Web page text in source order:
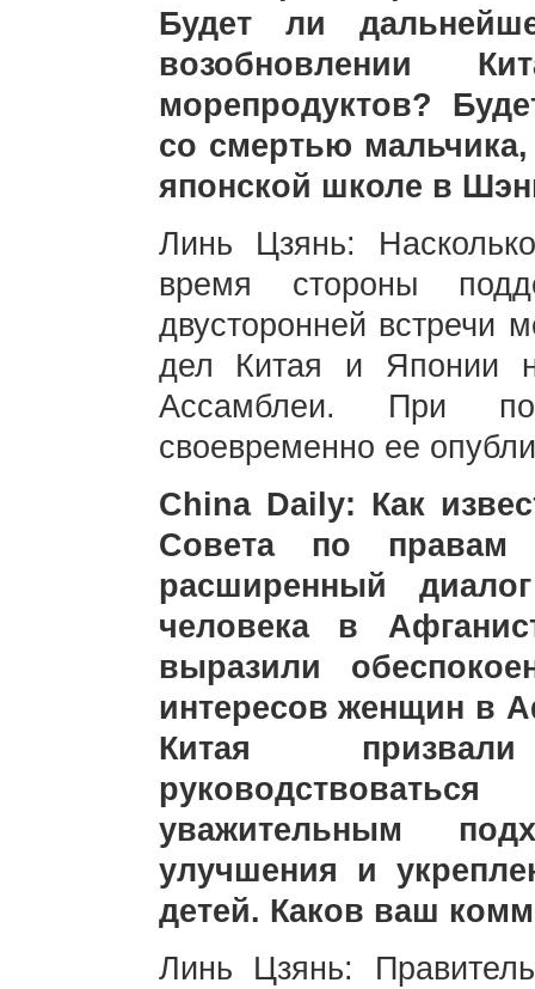
Будет ли
возобновлении
морепродуктов?
со смертью
японской школе в
Линь Цзянь:
время стороны
двусторонней встречи
дел Китая и Японии
Ассамблеи. При
своевременно ее
China Daily: Как
Совета по правам
расширенный
человека в
выразили
интересов женщин в
Китая
уважительным
улучшения и
детей. Каков ваш
Линь Цзянь: